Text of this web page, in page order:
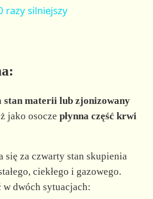
a
i
d
e
razy silniejszy
stan materii lub zjonizowany
jako osocze płynna część krwi
się za czwarty stan skupienia
ciekłego i gazowego.
w dwóch sytuacjach: